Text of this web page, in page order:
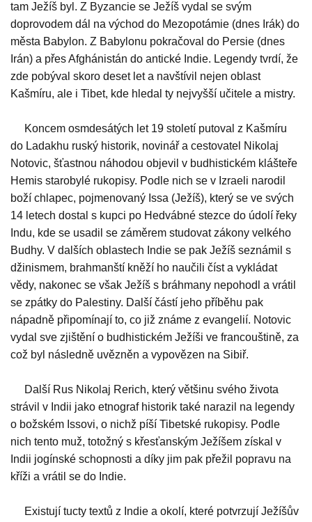
tam Ježíš byl. Z Byzancie se Ježíš vydal se svým
doprovodem dál na východ do Mezopotámie (dnes Irák) do
města Babylon. Z Babylonu pokračoval do Persie (dnes
Irán) a přes Afghánistán do antické Indie. Legendy tvrdí, že
zde pobýval skoro deset let a navštívil nejen oblast
Kašmíru, ale i Tibet, kde hledal ty nejvyšší učitele a mistry.
Koncem osmdesátých let 19 století putoval z Kašmíru
do Ladakhu ruský historik, novinář a cestovatel Nikolaj
Notovic, šťastnou náhodou objevil v budhistickém klášteře
Hemis starobylé rukopisy. Podle nich se v Izraeli narodil
boží chlapec, pojmenovaný Issa (Ježíš), který se ve svých
14 letech dostal s kupci po Hedvábné stezce do údolí řeky
Indu, kde se usadil se záměrem studovat zákony velkého
Budhy. V dalších oblastech Indie se pak Ježíš seznámil s
džinismem, brahmanští kněží ho naučili číst a vykládat
vědy, nakonec se však Ježíš s bráhmany nepohodl a vrátil
se zpátky do Palestiny. Další částí jeho příběhu pak
nápadně připomínají to, co již známe z evangelií. Notovic
vydal sve zjištění o budhistickém Ježíši ve francouštině, za
což byl následně uvězněn a vypovězen na Sibiř.
Další Rus Nikolaj Rerich, který většinu svého života
strávil v Indii jako etnograf historik také narazil na legendy
o božském Issovi, o nichž píší Tibetské rukopisy. Podle
nich tento muž, totožný s křesťanským Ježíšem získal v
Indii jogínské schopnosti a díky jim pak přežil popravu na
kříži a vrátil se do Indie.
Existují tucty textů z Indie a okolí, které potvrzují Ježíšův